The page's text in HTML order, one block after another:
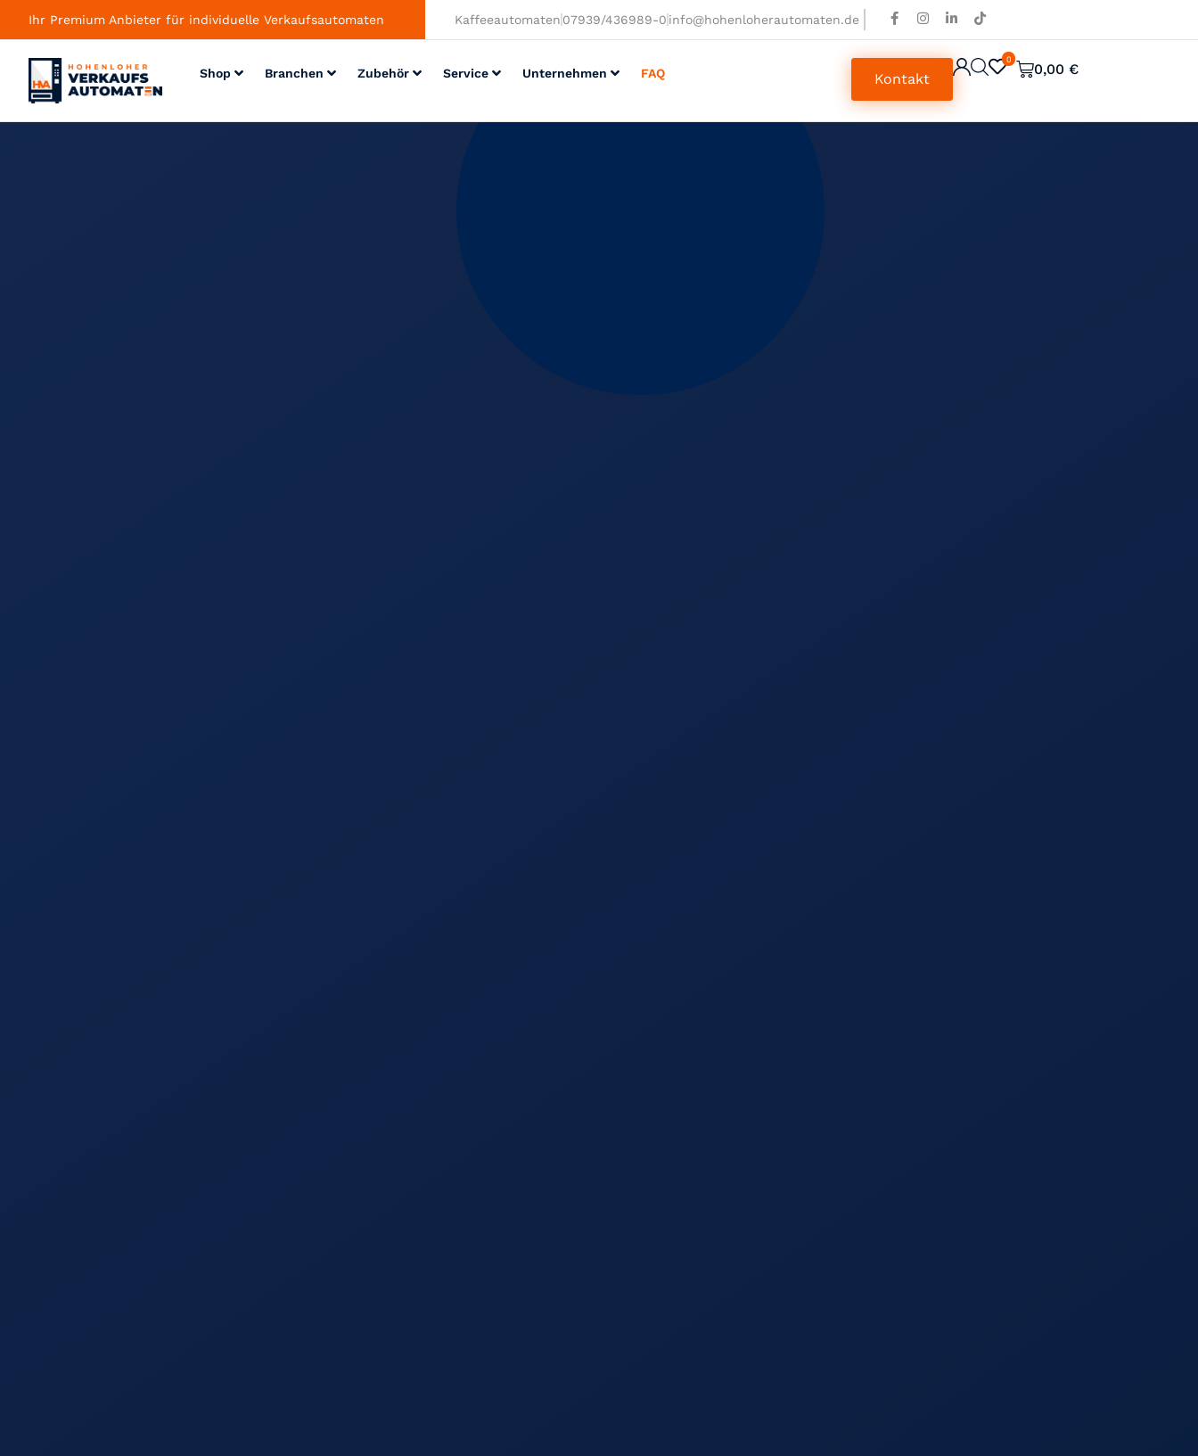
Ihr Premium Anbieter für individuelle Verkaufsautomaten Kaffeeautomaten 07939/436989-0 info@hohenloherautomaten.de
Shop Branchen Zubehör Service Unternehmen FAQ Kontakt
0
0,00 €